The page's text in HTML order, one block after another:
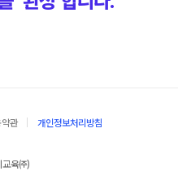
약관 개인정보처리방침
교육㈜